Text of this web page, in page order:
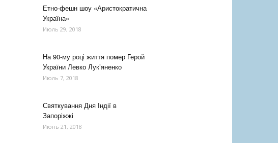
Етно-фешн шоу «Аристократична
Україна»
Июль 29, 2018
На 90-му році життя помер Герой
України Левко Лук’яненко
Июль 7, 2018
Святкування Дня Індії в
Запоріжжі
Июнь 21, 2018